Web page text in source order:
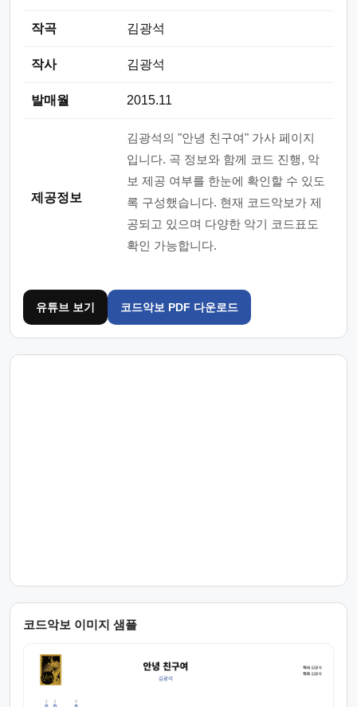
작곡 김광석
작사 김광석
발매월 2015.11
제공정보
김광석의 "안녕 친구여" 가사 페이지
입니다. 곡 정보와 함께 코드 진행, 악
보 제공 여부를 한눈에 확인할 수 있도
록 구성했습니다. 현재 코드악보가 제
공되고 있으며 다양한 악기 코드표도
확인 가능합니다.
유튜브 보기 코드악보 PDF 다운로드
코드악보 이미지 샘플